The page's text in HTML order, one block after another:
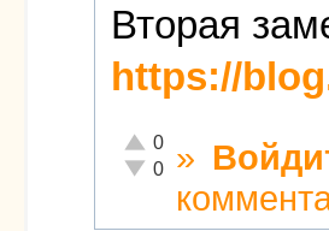
Вторая
https://
Отлично!
0
Неадекватно!
0 »